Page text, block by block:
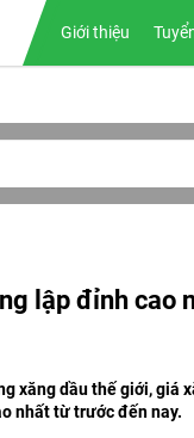
Giới thiệu
lập đỉnh cao
xăng dầu thế giới, giá
nhất từ trước đến nay.